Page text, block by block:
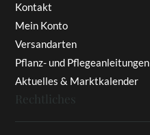
Kontakt
Mein Konto
Versandarten
Pflanz- und Pflegeanleitungen
Aktuelles & Marktkalender
Rechtliches